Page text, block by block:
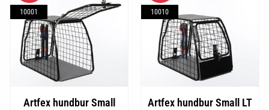
Artfex hundbur Small
10001
Artfex hundbur Small LT
10010